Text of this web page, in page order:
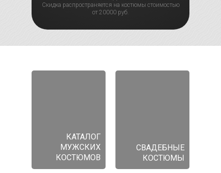
Скидка распространяется на костюмы стоимостью
от 20000 руб.
КАТАЛОГ
МУЖСКИХ
КОСТЮМОВ
СВАДЕБНЫЕ
КОСТЮМЫ